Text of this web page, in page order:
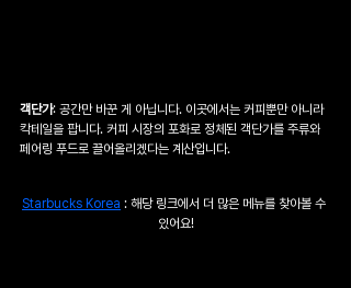
객단가: 공간만 바꾼 게 아닙니다. 이곳에서는 커피뿐만 아니라
칵테일을 팝니다. 커피 시장의 포화로 정체된 객단가를 주류와
페어링 푸드로 끌어올리겠다는 계산입니다.
Starbucks Korea : 해당 링크에서 더 많은 메뉴를 찾아볼 수
있어요!